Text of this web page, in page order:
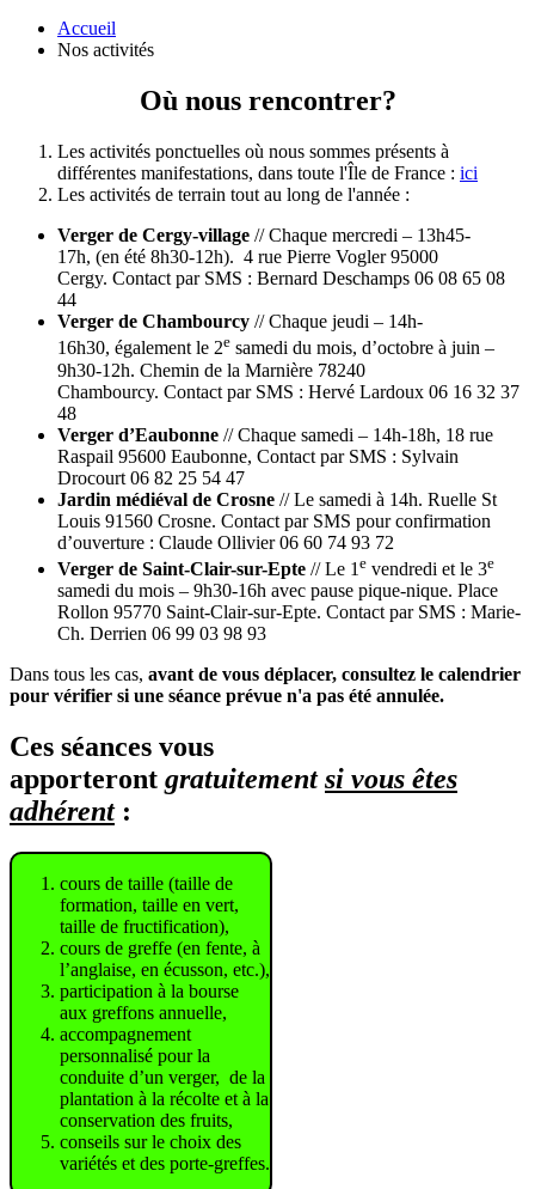
Accueil
Nos activités
Où nous rencontrer?
Les activités ponctuelles où nous sommes présents à
différentes manifestations, dans toute l'Île de France : ici
Les activités de terrain tout au long de l'année :
Verger de Cergy-village // Chaque mercredi – 13h45-
17h, (en été 8h30-12h). 4 rue Pierre Vogler 95000
Cergy. Contact par SMS : Bernard Deschamps 06 08 65 08
44
Verger de Chambourcy // Chaque jeudi – 14h-
16h30, également le 2e samedi du mois, d’octobre à juin –
9h30-12h. Chemin de la Marnière 78240
Chambourcy. Contact par SMS : Hervé Lardoux 06 16 32 37
48
Verger d’Eaubonne // Chaque samedi – 14h-18h, 18 rue
Raspail 95600 Eaubonne, Contact par SMS : Sylvain
Drocourt 06 82 25 54 47
Jardin médiéval de Crosne // Le samedi à 14h. Ruelle St
Louis 91560 Crosne. Contact par SMS pour confirmation
d’ouverture : Claude Ollivier 06 60 74 93 72
Verger de Saint-Clair-sur-Epte // Le 1 e vendredi et le 3e
samedi du mois – 9h30-16h avec pause pique-nique. Place
Rollon 95770 Saint-Clair-sur-Epte. Contact par SMS : Marie-
Ch. Derrien 06 99 03 98 93
Dans tous les cas, avant de vous déplacer, consultez le calendrier
pour vérifier si une séance prévue n'a pas été annulée.
Ces séances vous
apporteront gratuitementsi vous êtes
adhérent:
cours de taille (taille de
formation, taille en vert,
taille de fructification),
cours de greffe (en fente, à
l’anglaise, en écusson, etc.),
participation à la bourse
aux greffons annuelle,
accompagnement
personnalisé pour la
conduite d’un verger, de la
plantation à la récolte et à la
conservation des fruits,
conseils sur le choix des
variétés et des porte-greffes.